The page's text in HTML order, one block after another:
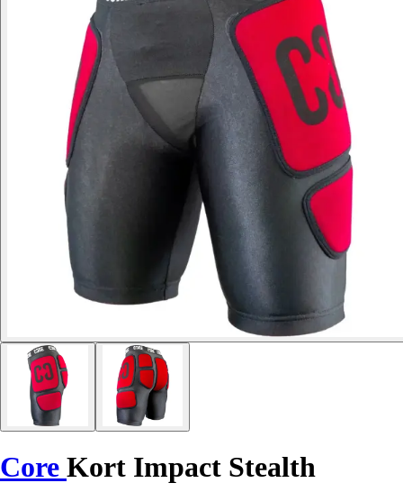
Core Kort Impact Stealth